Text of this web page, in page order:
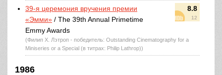
8.8
12
39-я церемония вручения премии
«Эмми» / The 39th Annual Primetime
Emmy Awards
(Филип Х. Лэтроп - победитель: Outstanding Cinematography for a
Miniseries or a Special (в титрах: Philip Lathrop))
1986